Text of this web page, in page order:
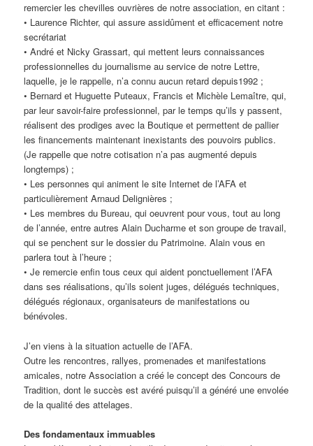
remercier les chevilles ouvrières de notre association, en citant :
• Laurence Richter, qui assure assidûment et efficacement notre
secrétariat
• André et Nicky Grassart, qui mettent leurs connaissances
professionnelles du journalisme au service de notre Lettre,
laquelle, je le rappelle, n’a connu aucun retard depuis1992 ;
• Bernard et Huguette Puteaux, Francis et Michèle Lemaître, qui,
par leur savoir-faire professionnel, par le temps qu’ils y passent,
réalisent des prodiges avec la Boutique et permettent de pallier
les financements maintenant inexistants des pouvoirs publics.
(Je rappelle que notre cotisation n’a pas augmenté depuis
longtemps) ;
• Les personnes qui animent le site Internet de l’AFA et
particulièrement Arnaud Delignières ;
• Les membres du Bureau, qui oeuvrent pour vous, tout au long
de l’année, entre autres Alain Ducharme et son groupe de travail,
qui se penchent sur le dossier du Patrimoine. Alain vous en
parlera tout à l’heure ;
• Je remercie enfin tous ceux qui aident ponctuellement l’AFA
dans ses réalisations, qu’ils soient juges, délégués techniques,
délégués régionaux, organisateurs de manifestations ou
bénévoles.
J’en viens à la situation actuelle de l’AFA.
Outre les rencontres, rallyes, promenades et manifestations
amicales, notre Association a créé le concept des Concours de
Tradition, dont le succès est avéré puisqu’il a généré une envolée
de la qualité des attelages.
Des fondamentaux immuables